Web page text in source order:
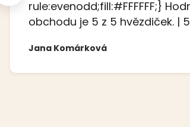
rule:evenodd;fill:#FFFFFF;}
obchodu je 5 z 5 hvězdiček. |
Jana Komárková